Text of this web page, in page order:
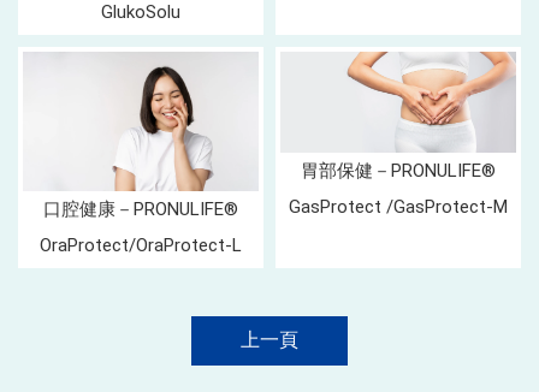
GlukoSolu
口腔健康－PRONULIFE®
OraProtect/OraProtect-L
胃部保健－PRONULIFE®
GasProtect /GasProtect-M
上一頁